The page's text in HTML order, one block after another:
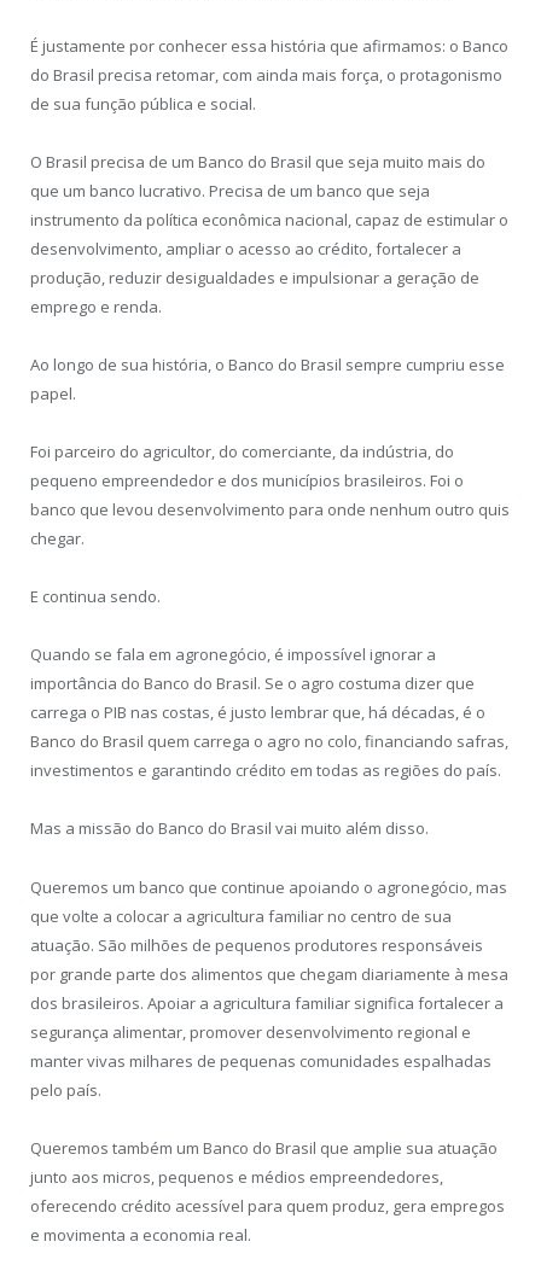
É justamente por conhecer essa história que afirmamos: o Banco
do Brasil precisa retomar, com ainda mais força, o protagonismo
de sua função pública e social.
O Brasil precisa de um Banco do Brasil que seja muito mais do
que um banco lucrativo. Precisa de um banco que seja
instrumento da política econômica nacional, capaz de estimular o
desenvolvimento, ampliar o acesso ao crédito, fortalecer a
produção, reduzir desigualdades e impulsionar a geração de
emprego e renda.
Ao longo de sua história, o Banco do Brasil sempre cumpriu esse
papel.
Foi parceiro do agricultor, do comerciante, da indústria, do
pequeno empreendedor e dos municípios brasileiros. Foi o
banco que levou desenvolvimento para onde nenhum outro quis
chegar.
E continua sendo.
Quando se fala em agronegócio, é impossível ignorar a
importância do Banco do Brasil. Se o agro costuma dizer que
carrega o PIB nas costas, é justo lembrar que, há décadas, é o
Banco do Brasil quem carrega o agro no colo, financiando safras,
investimentos e garantindo crédito em todas as regiões do país.
Mas a missão do Banco do Brasil vai muito além disso.
Queremos um banco que continue apoiando o agronegócio, mas
que volte a colocar a agricultura familiar no centro de sua
atuação. São milhões de pequenos produtores responsáveis
por grande parte dos alimentos que chegam diariamente à mesa
dos brasileiros. Apoiar a agricultura familiar significa fortalecer a
segurança alimentar, promover desenvolvimento regional e
manter vivas milhares de pequenas comunidades espalhadas
pelo país.
Queremos também um Banco do Brasil que amplie sua atuação
junto aos micros, pequenos e médios empreendedores,
oferecendo crédito acessível para quem produz, gera empregos
e movimenta a economia real.